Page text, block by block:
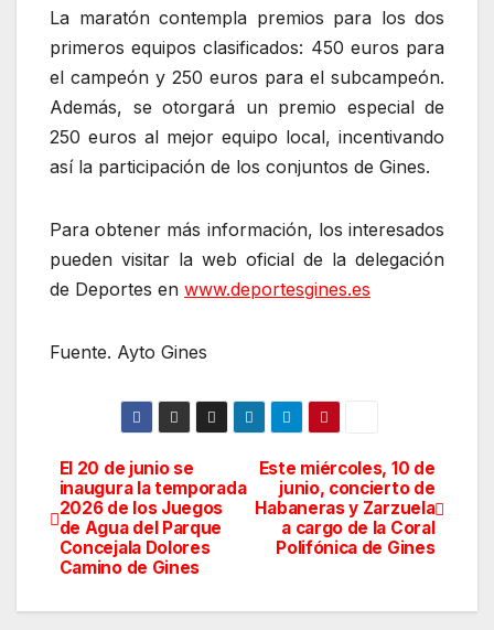
La maratón contempla premios para los dos
primeros equipos clasificados: 450 euros para
el campeón y 250 euros para el subcampeón.
Además, se otorgará un premio especial de
250 euros al mejor equipo local, incentivando
así la participación de los conjuntos de Gines.
Para obtener más información, los interesados
pueden visitar la web oficial de la delegación
de Deportes en www.deportesgines.es
Fuente. Ayto Gines
Navegación
de
entradas
Este miércoles, 10 de
junio, concierto de
Habaneras y Zarzuela
a cargo de la Coral
Polifónica de Gines
El 20 de junio se
inaugura la temporada
2026 de los Juegos
de Agua del Parque
Concejala Dolores
Camino de Gines